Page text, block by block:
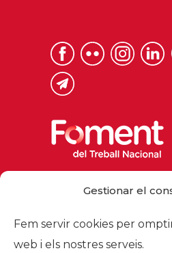
Gestionar el
Fem servir cookies per
web i els nostres serveis.
foment@foment.com